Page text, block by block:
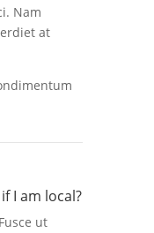
Nam
at
I am local?
ut